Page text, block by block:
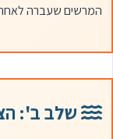
המרשים שעברה
שלב ב':